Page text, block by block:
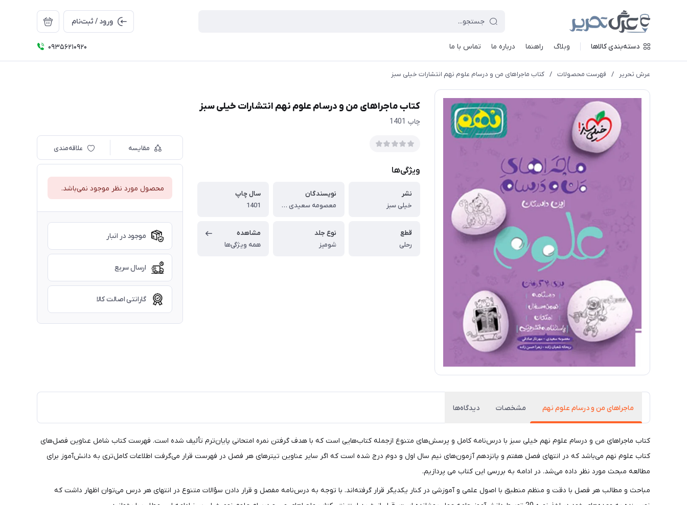
ورود / ثبت‌نام
دسته‌بندی کالاها وبلاگ راهنما درباره ما تماس با ما 09356210920
عرش تحریر / فهرست محصولات / کتاب ماجراهای من و درسام علوم نهم انتشارات خیلی سبز
کتاب ماجراهای من و درسام علوم نهم انتشارات خیلی سبز
چاپ 1401
ویژگی‌ها
نشر
خیلی سبز
نویسندگان
معصومه سعیدی , مهرناز صادقی , ریحانه شعبان زاده , زهرا حسن زاده
سال چاپ
1401
قطع
رحلی
نوع جلد
شومیز
مشاهده
همه ویژگی‌ها
مقایسه علاقه‌مندی
محصول مورد نظر موجود نمی‌باشد.
موجود در انبار
ارسال سریع
گارانتی اصالت کالا
ماجراهای من و درسام علوم نهم مشخصات دیدگاه‌ها
کتاب ماجراهای من و درسام علوم نهم خیلی سبز با درس‌نامه کامل و پرسش‌های متنوع ازجمله کتاب‌هایی است که با هدف گرفتن نمره امتحانی پایان‌ترم تألیف شده است. فهرست کتاب شامل عناوین فصل‌های
کتاب علوم نهم می‌باشد که در انتهای فصل هفتم و پانزدهم آزمون‌های نیم سال اول و دوم درج ‌شده است که اگر سایر عناوین تیترهای هر فصل در فهرست قرار می‌گرفت اطلاعات کامل‌تری به دانش‌آموز برای
مطالعه مبحث مورد نظر داده می‌شد. در ادامه به بررسی این کتاب می پردازیم.
مباحث و مطالب هر فصل با دقت و منظم منطبق با اصول علمی و آموزشی در کنار یکدیگر قرار گرفته‌اند. با توجه به درس‌نامه مفصل و قرار دادن سؤالات متنوع در انتهای هر درس می‌توان اظهار داشت که